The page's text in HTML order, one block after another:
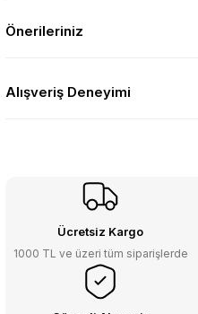
Önerileriniz
Alışveriş Deneyimi
Ücretsiz Kargo
1000 TL ve üzeri tüm siparişlerde